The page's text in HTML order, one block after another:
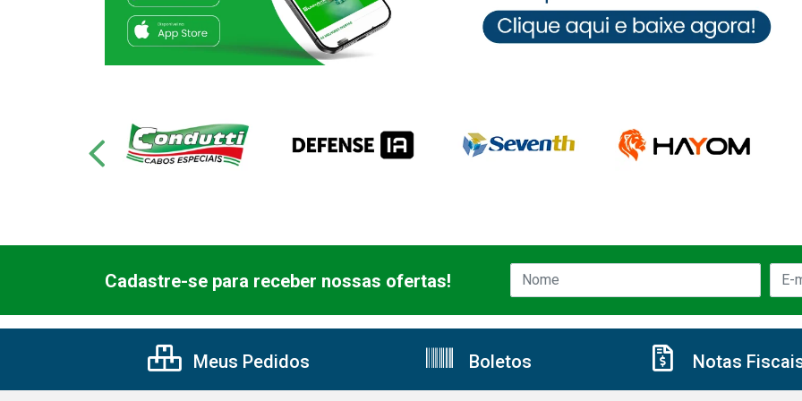
Cadastre-se para receber nossas ofertas!
Meus Pedidos Boletos Notas